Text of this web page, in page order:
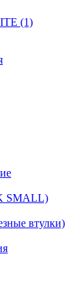
(1)
SMALL)
втулки)